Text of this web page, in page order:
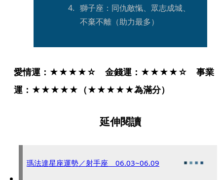
獅子座：同仇敵愾、眾志成城、
不棄不離（助力最多）
愛情運：★★★★☆　金錢運：★★★★☆　事業
運：★★★★★（★★★★★為滿分）
延伸閱讀
瑪法達星座運勢／射手座 06.03~06.09